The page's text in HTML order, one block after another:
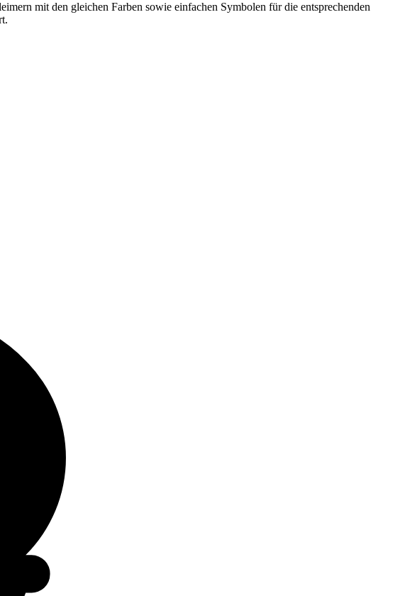
mit den gleichen Farben sowie einfachen Symbolen für die entsprechenden